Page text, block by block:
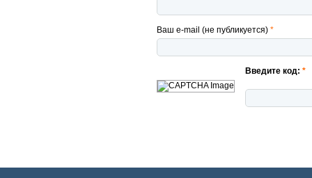
Ваш e-mail (не публикуется) *
Введите код: *